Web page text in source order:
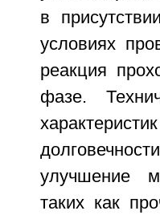
в
условиях
реакция
фазе.
улучшение
таких как